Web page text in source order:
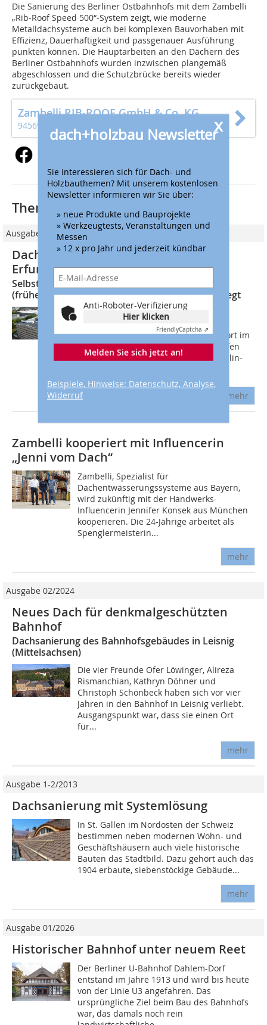
Die Sanierung des Berliner Ostbahnhofs mit dem Zambelli
„Rib-Roof Speed 500“-System zeigt, wie moderne
Metalldachsysteme auch bei komplexen Bauvorhaben mit
Effizienz, Dauerhaftigkeit und passgenauer Ausführung
punkten können. Die Hauptarbeiten an den Dächern des
Berliner Ostbahnhofs wurden inzwischen plangemäß
abgeschlossen und die Schutzbrücke bereits wieder
zurückgebaut.
Zambelli RIB-ROOF GmbH & Co. KG
94569 Stephansposching x
dach+holzbau Newsletter
Sie interessieren sich für Dach- und
Holzbauthemen? Mit unserem kostenlosen
Newsletter informieren wir Sie über:
» neue Produkte und Bauprojekte
» Werkzeugtests, Veranstaltungen und
Messen
» 12 x pro Jahr und jederzeit kündbar
Anti-Roboter-Verifizierung
Hier klicken
FriendlyCaptcha ⇗
Melden Sie sich jetzt an!
Beispiele, Hinweise: Datenschutz, Analyse,
Widerruf
Thematisch passende Artikel:
Ausgabe 08/2022
Dachsanierung für Industriehalle in
Erfurt
Selbstklebende EPDM-Dachbahnen von Elevate
(früher: Firestone) erstmals in Deutschland verlegt
Das Unternehmen Pels gehört zu den
traditionsreichsten Erfurter
Industriebetrieben. An seinem Standort im
nördlichen Stadtteil Erfurt-Ilversgehofen
produzierte das Unternehmen als Berlin-
mehr
Zambelli kooperiert mit Influencerin
„Jenni vom Dach“
Zambelli, Spezialist für
Dachentwässerungssysteme aus Bayern,
wird zukünftig mit der Handwerks-
Influencerin Jennifer Konsek aus München
kooperieren. Die 24-Jährige arbeitet als
Spenglermeisterin...
mehr
Ausgabe 02/2024
Neues Dach für denkmalgeschützten
Bahnhof
Dachsanierung des Bahnhofsgebäudes in Leisnig
(Mittelsachsen)
Die vier Freunde Ofer Löwinger, Alireza
Rismanchian, Kathryn Döhner und
Christoph Schönbeck haben sich vor vier
Jahren in den Bahnhof in Leisnig verliebt.
Ausgangspunkt war, dass sie einen Ort
für...
mehr
Ausgabe 1-2/2013
Dachsanierung mit Systemlösung
In St. Gallen im Nordosten der Schweiz
bestimmen neben modernen Wohn- und
Geschäftshäusern auch viele historische
Bauten das Stadtbild. Dazu gehört auch das
1904 erbaute, siebenstöckige Gebäude...
mehr
Ausgabe 01/2026
Historischer Bahnhof unter neuem Reet
Der Berliner U-Bahnhof Dahlem-Dorf
entstand im Jahre 1913 und wird bis heute
von der Linie U3 angefahren. Das
ursprüngliche Ziel beim Bau des Bahnhofs
war, das damals noch rein